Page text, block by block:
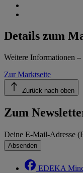
Details zum
Weitere Informationen
Zur Marktseite
Zurück nach oben
Zum
Deine E-Mail-Adresse
Absenden
EDEKA